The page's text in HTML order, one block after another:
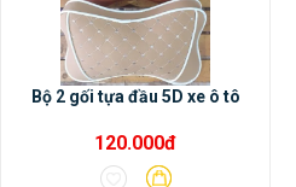
Bộ 2 gối tựa đầu 5D xe ô tô
120.000đ